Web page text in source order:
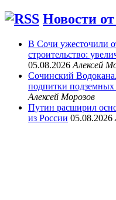
Новости
В Сочи ужесточили
строительство:
05.08.2026 Алексей
Сочинский
подпитки подземных
Алексей Морозов
Путин расширил
из России 05.08.2026